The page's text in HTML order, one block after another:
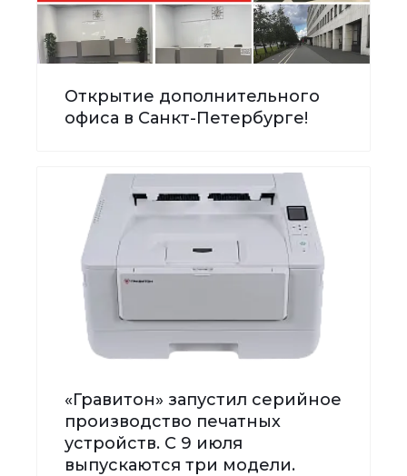
Открытие дополнительного
офиса в Санкт-Петербурге!
«Гравитон» запустил серийное
производство печатных
устройств. С 9 июля
выпускаются три модели.